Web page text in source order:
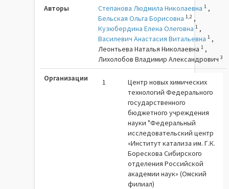
Авторы Степанова Людмила Николаевна 1 ,
Бельская Ольга Борисовна 1,2 ,
Кузюбердина Елена Олеговна 1 ,
Василевич Анастасия Витальевна 1 ,
Леонтьева Наталья Николаевна1 ,
Лихолобов Владимир Александрович3
Организации 1
Центр новых химических
технологий Федерального
государственного
бюджетного учреждения
науки "Федеральный
исследовательский центр
«Институт катализа им. Г.К.
Борескова Сибирского
отделения Российской
академии наук» (Омский
филиал)